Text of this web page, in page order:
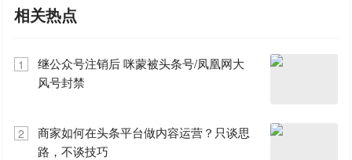
相关热点
1
继公众号注销后 咪蒙被头条号/凤凰网大
风号封禁
2
商家如何在头条平台做内容运营？只谈思
路，不谈技巧